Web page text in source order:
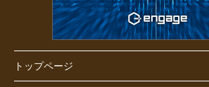
トップページ